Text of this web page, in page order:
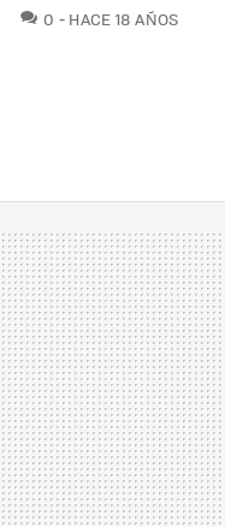
0 COMENTARIOS
HACE 18 AÑOS